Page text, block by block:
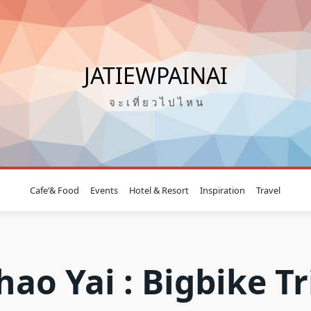
JATIEWPAINAI
จ ะ เ ที่ ย ว ไ ป ไ ห น
Cafe’& Food Events Hotel & Resort Inspiration Travel
Yai : Bigbike